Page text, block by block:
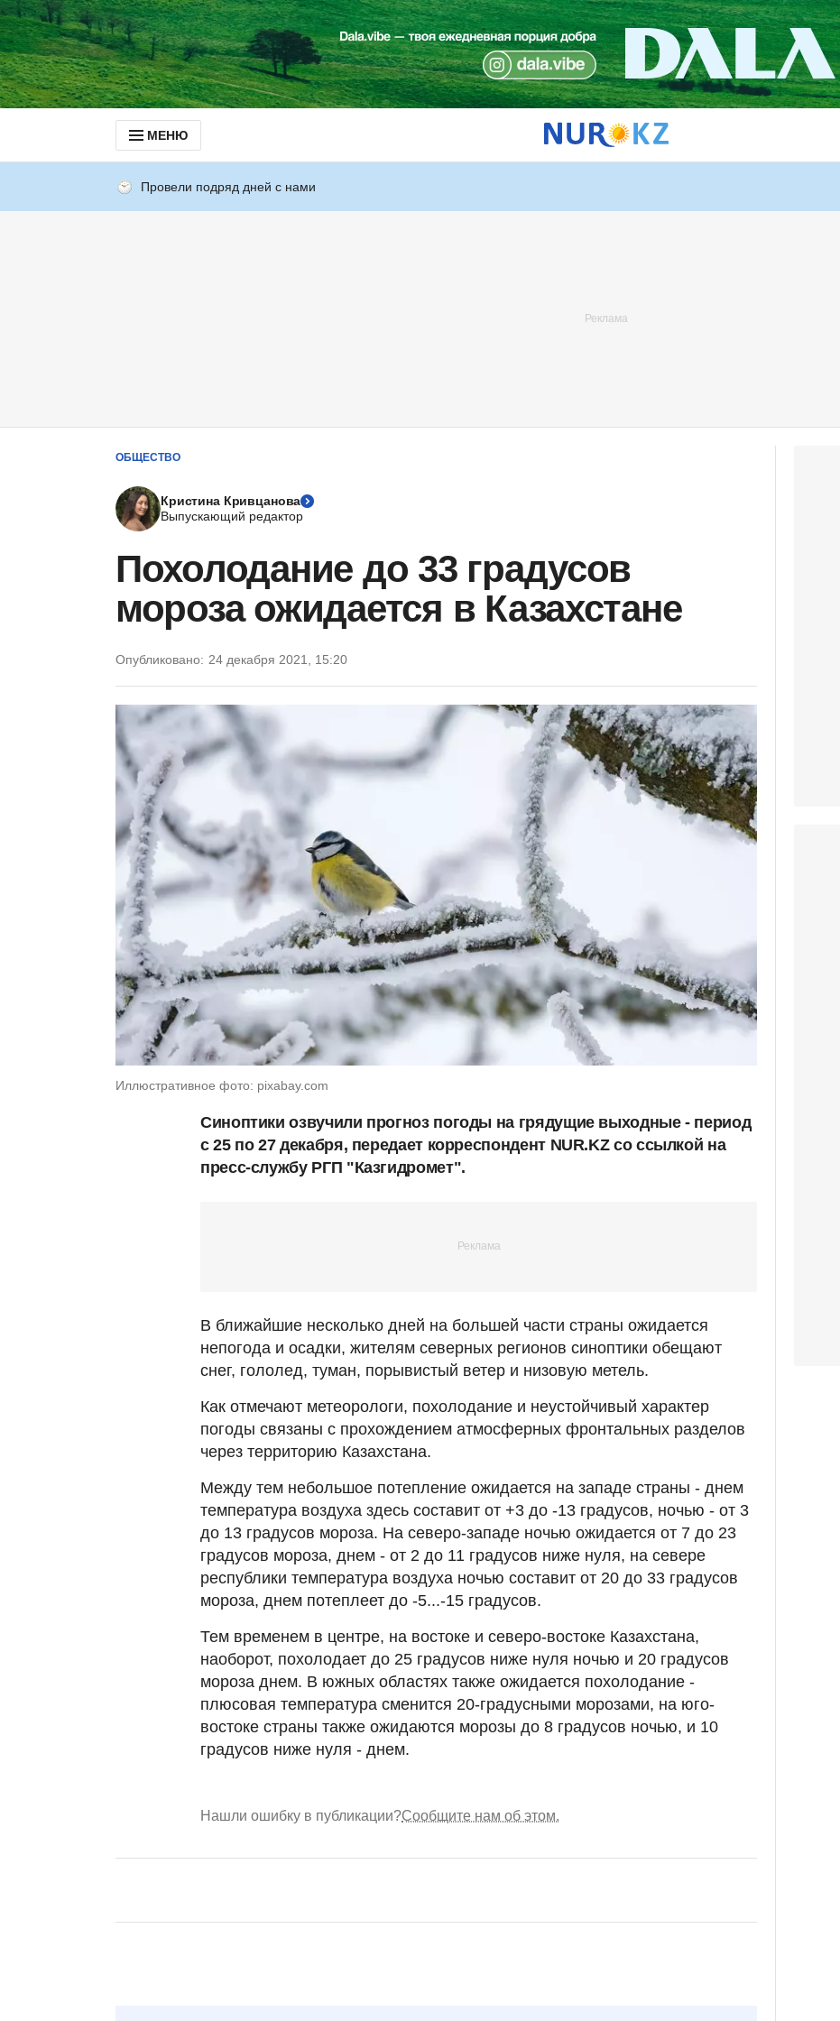
МЕНЮ
Провели подряд дней с нами
ОБЩЕСТВО
Кристина Кривцанова
Выпускающий редактор
Похолодание до 33 градусов
мороза ожидается в Казахстане
Опубликовано: 24 декабря 2021, 15:20
Иллюстративное фото: pixabay.com
Синоптики озвучили прогноз погоды на грядущие выходные - период
с 25 по 27 декабря, передает корреспондент NUR.KZ со ссылкой на
пресс-службу РГП "Казгидромет".
В ближайшие несколько дней на большей части страны ожидается
непогода и осадки, жителям северных регионов синоптики обещают
снег, гололед, туман, порывистый ветер и низовую метель.
Как отмечают метеорологи, похолодание и неустойчивый характер
погоды связаны с прохождением атмосферных фронтальных разделов
через территорию Казахстана.
Между тем небольшое потепление ожидается на западе страны - днем
температура воздуха здесь составит от +3 до -13 градусов, ночью - от 3
до 13 градусов мороза. На северо-западе ночью ожидается от 7 до 23
градусов мороза, днем - от 2 до 11 градусов ниже нуля, на севере
республики температура воздуха ночью составит от 20 до 33 градусов
мороза, днем потеплеет до -5...-15 градусов.
Тем временем в центре, на востоке и северо-востоке Казахстана,
наоборот, похолодает до 25 градусов ниже нуля ночью и 20 градусов
мороза днем. В южных областях также ожидается похолодание -
плюсовая температура сменится 20-градусными морозами, на юго-
востоке страны также ожидаются морозы до 8 градусов ночью, и 10
градусов ниже нуля - днем.
Нашли ошибку в публикации?Сообщите нам об этом.